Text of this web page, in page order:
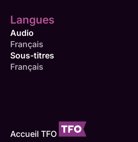
Langues
Audio
Français
Sous-titres
Français
Accueil TFO